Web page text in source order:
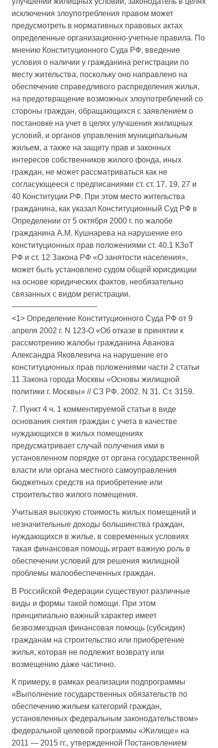
исключения злоупотребления правом может
предусмотреть в нормативных правовых актах
определенные организационно-учетные правила. По
мнению Конституционного Суда РФ, введение
условия о наличии у гражданина регистрации по
месту жительства, поскольку оно направлено на
обеспечение справедливого распределения жилья,
на предотвращение возможных злоупотреблений со
стороны граждан, обращающихся с заявлением о
постановке на учет в целях улучшения жилищных
условий, и органов управления муниципальным
жильем, а также на защиту прав и законных
интересов собственников жилого фонда, иных
граждан, не может рассматриваться как не
согласующееся с предписаниями ст. ст. 17, 19, 27 и
40 Конституции РФ. При этом место жительства
гражданина, как указал Конституционный Суд РФ в
Определении от 5 октября 2000 г. по жалобе
гражданина А.М. Кушнарева на нарушение его
конституционных прав положениями ст. 40.1 КЗоТ
РФ и ст. 12 Закона РФ «О занятости населения»,
может быть установлено судом общей юрисдикции
на основе юридических фактов, необязательно
связанных с видом регистрации.
———————————
<1> Определение Конституционного Суда РФ от 9
апреля 2002 г. N 123-О «Об отказе в принятии к
рассмотрению жалобы гражданина Аванова
Александра Яковлевича на нарушение его
конституционных прав положениями части 2 статьи
11 Закона города Москвы «Основы жилищной
политики г. Москвы» // СЗ РФ. 2002. N 31. Ст. 3159.
7. Пункт 4 ч. 1 комментируемой статьи в виде
основания снятия граждан с учета в качестве
нуждающихся в жилых помещениях
предусматривает случай получения ими в
установленном порядке от органа государственной
власти или органа местного самоуправления
бюджетных средств на приобретение или
строительство жилого помещения.
Учитывая высокую стоимость жилых помещений и
незначительные доходы большинства граждан,
нуждающихся в жилье, в современных условиях
такая финансовая помощь играет важную роль в
обеспечении условий для решения жилищной
проблемы малообеспеченных граждан.
В Российской Федерации существуют различные
виды и формы такой помощи. При этом
принципиально важный характер имеет
безвозмездная финансовая помощь (субсидия)
гражданам на строительство или приобретение
жилья, которая не подлежит возврату или
возмещению даже частично.
К примеру, в рамках реализации подпрограммы
«Выполнение государственных обязательств по
обеспечению жильем категорий граждан,
установленных федеральным законодательством»
федеральной целевой программы «Жилище» на
2011 — 2015 гг., утвержденной Постановлением